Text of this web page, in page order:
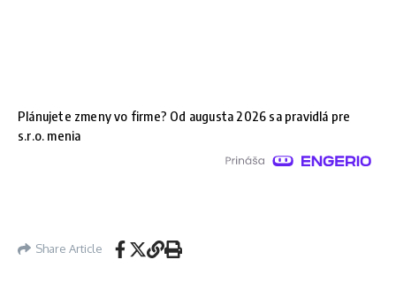
Plánujete zmeny vo firme? Od augusta 2026 sa pravidlá pre
s.r.o. menia
Share Article